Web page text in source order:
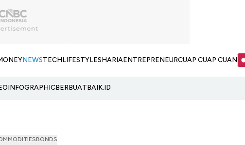
NEWSTECHLIFESTYLESHARIAENTREPRENEURCUAP CUAP CUAN
INFOGRAPHICBERBUATBAIK.ID
BONDS